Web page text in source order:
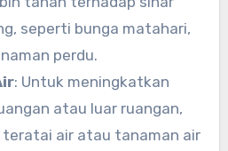
seperti bunga matahari,
perdu.
: Untuk meningkatkan
atau luar ruangan,
air atau tanaman air